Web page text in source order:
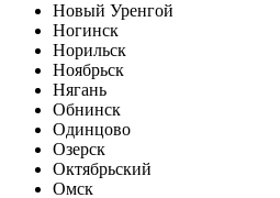
Новый Уренгой
Ногинск
Норильск
Ноябрьск
Нягань
Обнинск
Одинцово
Озерск
Октябрьский
Омск